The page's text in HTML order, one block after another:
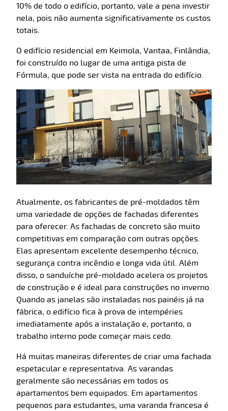
10% de todo o edifício, portanto, vale a pena investir
nela, pois não aumenta significativamente os custos
totais.
O edifício residencial em Keimola, Vantaa, Finlândia,
foi construído no lugar de uma antiga pista de
Fórmula, que pode ser vista na entrada do edifício.
Atualmente, os fabricantes de pré-moldados têm
uma variedade de opções de fachadas diferentes
para oferecer. As fachadas de concreto são muito
competitivas em comparação com outras opções.
Elas apresentam excelente desempenho técnico,
segurança contra incêndio e longa vida útil. Além
disso, o sanduíche pré-moldado acelera os projetos
de construção e é ideal para construções no inverno.
Quando as janelas são instaladas nos painéis já na
fábrica, o edifício fica à prova de intempéries
imediatamente após a instalação e, portanto, o
trabalho interno pode começar mais cedo.
Há muitas maneiras diferentes de criar uma fachada
espetacular e representativa. As varandas
geralmente são necessárias em todos os
apartamentos bem equipados. Em apartamentos
pequenos para estudantes, uma varanda francesa é